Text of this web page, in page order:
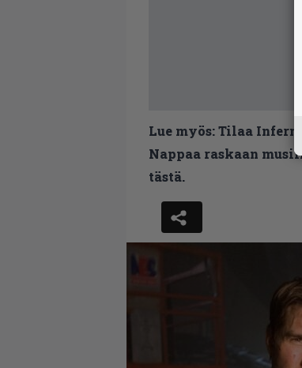
Lue myös:Tilaa
Nappaa raskaan
tästä.